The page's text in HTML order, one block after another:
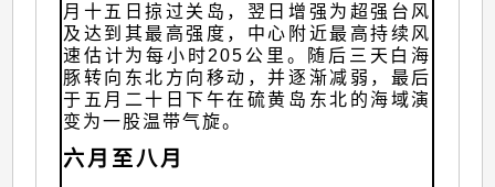
月十五日掠过关岛，翌日增强为超强台风
及达到其最高强度，中心附近最高持续风
速估计为每小时205公里。随后三天白海
豚转向东北方向移动，并逐渐减弱，最后
于五月二十日下午在硫黄岛东北的海域演
变为一股温带气旋。
六月至八月